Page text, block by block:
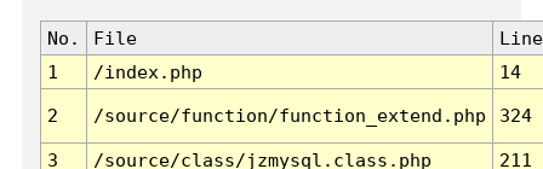
No. File
Line
1
/index.php 14
2 /source/function/function_extend.php 324
3 /source/class/jzmysql.class.php
211